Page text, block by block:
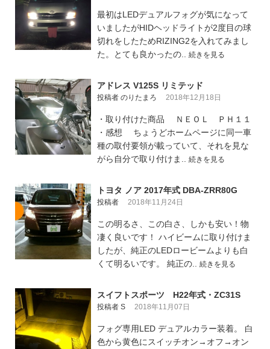
最初はLEDデュアルフォグが気になって
いましたがHIDヘッドライトが2度目の球
切れをしたためRIZING2を入れてみまし
た。とても良かったの.. 続きを見る
アドレス V125S リミテッド
投稿者 のりたまろ 2018年12月18日
・取り付けた商品 ＮＥＯＬ ＰＨ１１
・感想 ちょうどホームページに同一車
種の取付要領が載っていて、それを見な
がら自分で取り付けま.. 続きを見る
トヨタ ノア 2017年式 DBA-ZRR80G
投稿者 2018年11月24日
この明るさ、この白さ、しかも安い！物
凄く良いです！ ハイビームに取り付けま
したが、純正のLEDロービームよりも白
くて明るいです。 純正の.. 続きを見る
スイフトスポーツ H22年式・ZC31S
投稿者 S 2018年11月07日
フォグ専用LED デュアルカラー装着。 白
色から黄色にスイッチオン→オフ→オン